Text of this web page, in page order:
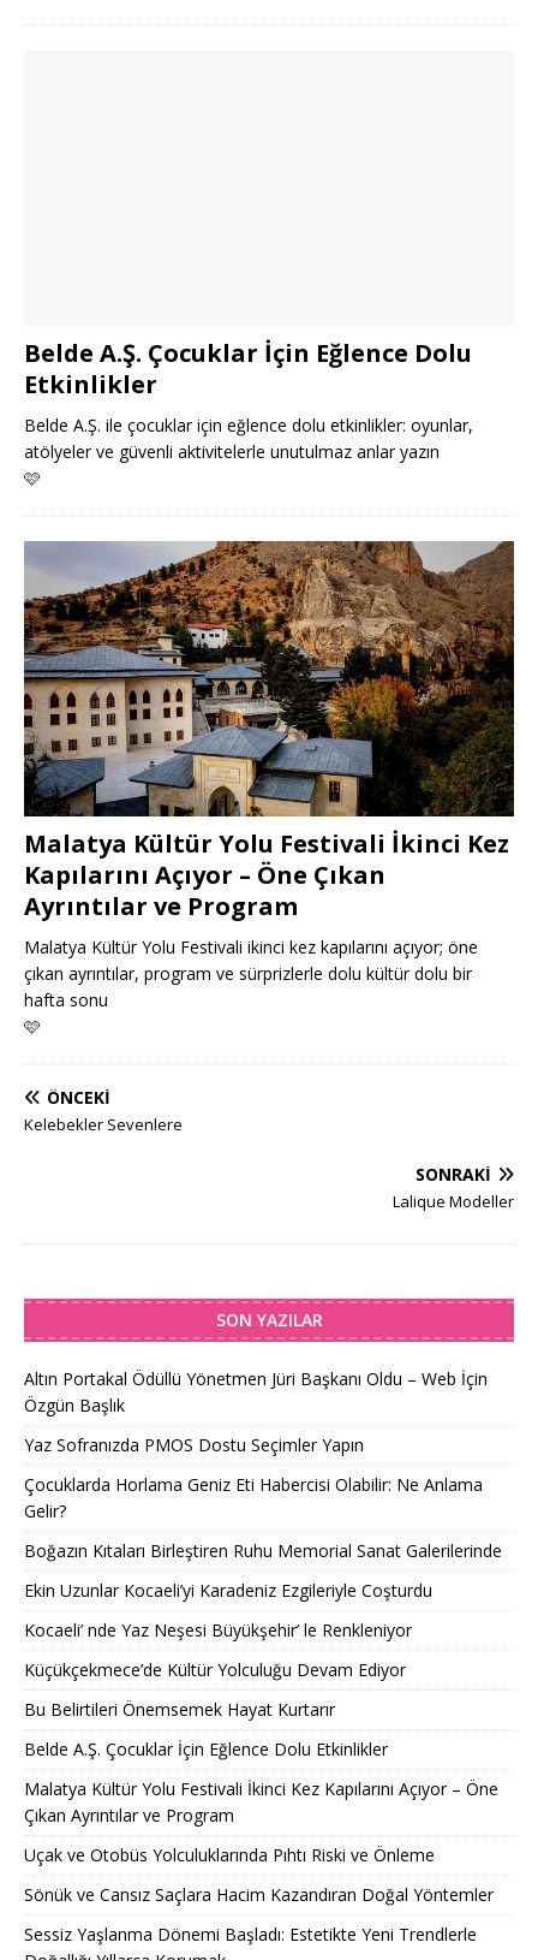
Belde A.Ş. Çocuklar İçin Eğlence Dolu
Etkinlikler
Belde A.Ş. ile çocuklar için eğlence dolu etkinlikler: oyunlar,
atölyeler ve güvenli aktivitelerle unutulmaz anlar yazın
🩷
Malatya Kültür Yolu Festivali İkinci Kez
Kapılarını Açıyor – Öne Çıkan
Ayrıntılar ve Program
Malatya Kültür Yolu Festivali ikinci kez kapılarını açıyor; öne
çıkan ayrıntılar, program ve sürprizlerle dolu kültür dolu bir
hafta sonu
🩷
ÖNCEKI
Kelebekler Sevenlere
SONRAKI
Lalique Modeller
SON YAZILAR
Altın Portakal Ödüllü Yönetmen Jüri Başkanı Oldu – Web İçin
Özgün Başlık
Yaz Sofranızda PMOS Dostu Seçimler Yapın
Çocuklarda Horlama Geniz Eti Habercisi Olabilir: Ne Anlama
Gelir?
Boğazın Kıtaları Birleştiren Ruhu Memorial Sanat Galerilerinde
Ekin Uzunlar Kocaeli’yi Karadeniz Ezgileriyle Coşturdu
Kocaeli’ nde Yaz Neşesi Büyükşehir’ le Renkleniyor
Küçükçekmece’de Kültür Yolculuğu Devam Ediyor
Bu Belirtileri Önemsemek Hayat Kurtarır
Belde A.Ş. Çocuklar İçin Eğlence Dolu Etkinlikler
Malatya Kültür Yolu Festivali İkinci Kez Kapılarını Açıyor – Öne
Çıkan Ayrıntılar ve Program
Uçak ve Otobüs Yolculuklarında Pıhtı Riski ve Önleme
Sönük ve Cansız Saçlara Hacim Kazandıran Doğal Yöntemler
Sessiz Yaşlanma Dönemi Başladı: Estetikte Yeni Trendlerle